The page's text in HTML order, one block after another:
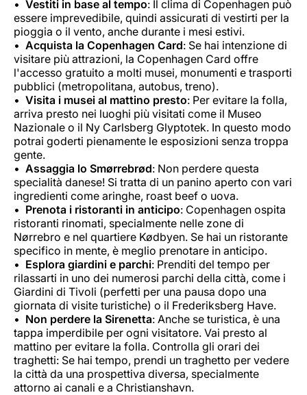
Vestiti in base al tempo: Il clima di Copenhagen può
essere imprevedibile, quindi assicurati di vestirti per la
pioggia o il vento, anche durante i mesi estivi.
Acquista la Copenhagen Card: Se hai intenzione di
visitare più attrazioni, la Copenhagen Card offre
l'accesso gratuito a molti musei, monumenti e trasporti
pubblici (metropolitana, autobus, treno).
Visita i musei al mattino presto: Per evitare la folla,
arriva presto nei luoghi più visitati come il Museo
Nazionale o il Ny Carlsberg Glyptotek. In questo modo
potrai goderti pienamente le esposizioni senza troppa
gente.
Assaggia lo Smørrebrød: Non perdere questa
specialità danese! Si tratta di un panino aperto con vari
ingredienti come aringhe, roast beef o uova.
Prenota i ristoranti in anticipo: Copenhagen ospita
ristoranti rinomati, specialmente nelle zone di
Nørrebro e nel quartiere Kødbyen. Se hai un ristorante
specifico in mente, è meglio prenotare in anticipo.
Esplora giardini e parchi: Prenditi del tempo per
rilassarti in uno dei numerosi parchi della città, come i
Giardini di Tivoli (perfetti per una pausa dopo una
giornata di visite turistiche) o il Frederiksberg Have.
Non perdere la Sirenetta: Anche se turistica, è una
tappa imperdibile per ogni visitatore. Vai presto al
mattino per evitare la folla. Controlla gli orari dei
traghetti: Se hai tempo, prendi un traghetto per vedere
la città da una prospettiva diversa, specialmente
attorno ai canali e a Christianshavn.